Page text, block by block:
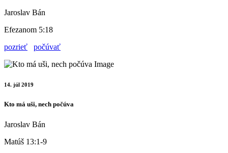
Jaroslav Bán
Efezanom 5:18
pozrieť
počúvať
14. júl 2019
Kto má uši, nech počúva
Jaroslav Bán
Matúš 13:1-9